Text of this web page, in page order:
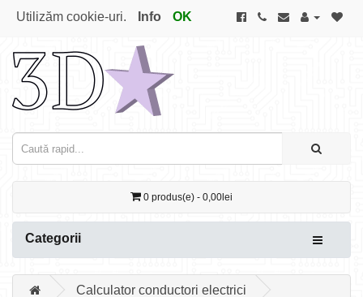
Utilizăm cookie-uri. Info OK
0 produs(e) - 0,00lei
Categorii
Calculator conductori electrici